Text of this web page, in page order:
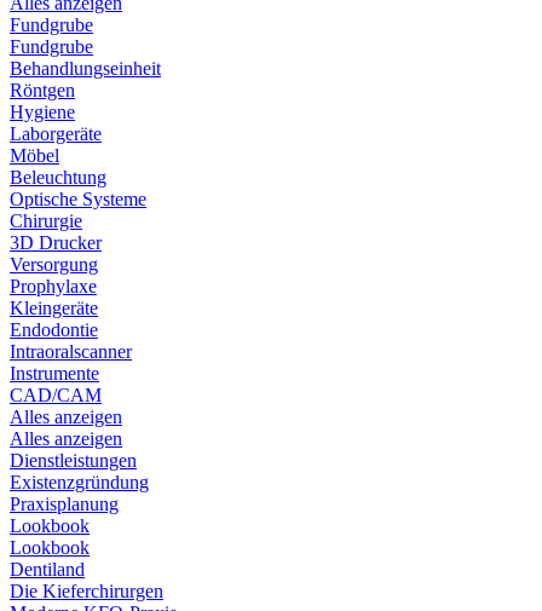
Fundgrube
Fundgrube
Behandlungseinheit
Röntgen
Hygiene
Laborgeräte
Möbel
Beleuchtung
Optische Systeme
Chirurgie
3D Drucker
Versorgung
Prophylaxe
Kleingeräte
Endodontie
Intraoralscanner
Instrumente
CAD/CAM
Alles anzeigen
Alles anzeigen
Dienstleistungen
Existenzgründung
Praxisplanung
Lookbook
Lookbook
Dentiland
Die Kieferchirurgen